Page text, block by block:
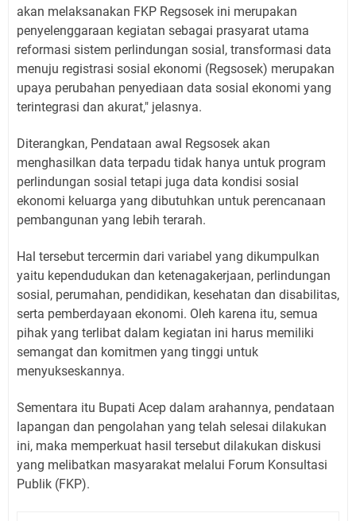
akan melaksanakan FKP Regsosek ini merupakan
penyelenggaraan kegiatan sebagai prasyarat utama
reformasi sistem perlindungan sosial, transformasi data
menuju registrasi sosial ekonomi (Regsosek) merupakan
upaya perubahan penyediaan data sosial ekonomi yang
terintegrasi dan akurat," jelasnya.
Diterangkan, Pendataan awal Regsosek akan
menghasilkan data terpadu tidak hanya untuk program
perlindungan sosial tetapi juga data kondisi sosial
ekonomi keluarga yang dibutuhkan untuk perencanaan
pembangunan yang lebih terarah.
Hal tersebut tercermin dari variabel yang dikumpulkan
yaitu kependudukan dan ketenagakerjaan, perlindungan
sosial, perumahan, pendidikan, kesehatan dan disabilitas,
serta pemberdayaan ekonomi. Oleh karena itu, semua
pihak yang terlibat dalam kegiatan ini harus memiliki
semangat dan komitmen yang tinggi untuk
menyukseskannya.
Sementara itu Bupati Acep dalam arahannya, pendataan
lapangan dan pengolahan yang telah selesai dilakukan
ini, maka memperkuat hasil tersebut dilakukan diskusi
yang melibatkan masyarakat melalui Forum Konsultasi
Publik (FKP).